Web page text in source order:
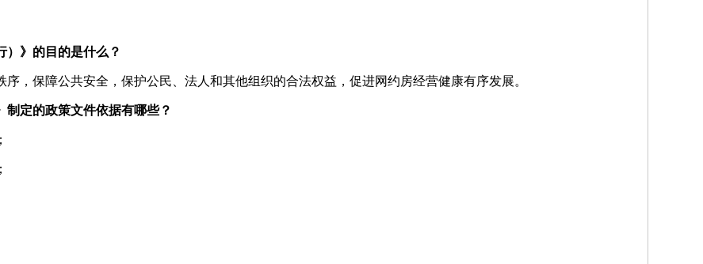
）》的目的是什么？
，保障公共安全，保护公民、法人和其他组织的合法权益，促进网约房经营健康有序发展。
定的政策文件依据有哪些？